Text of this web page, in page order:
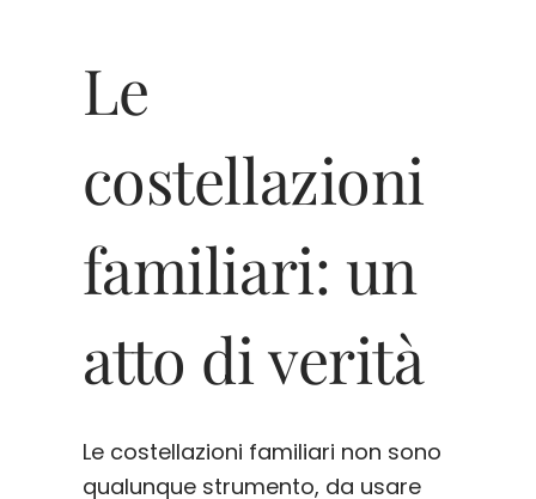
Le
costellazioni
familiari: un
atto di verità
Le costellazioni familiari non sono
qualunque strumento, da usare